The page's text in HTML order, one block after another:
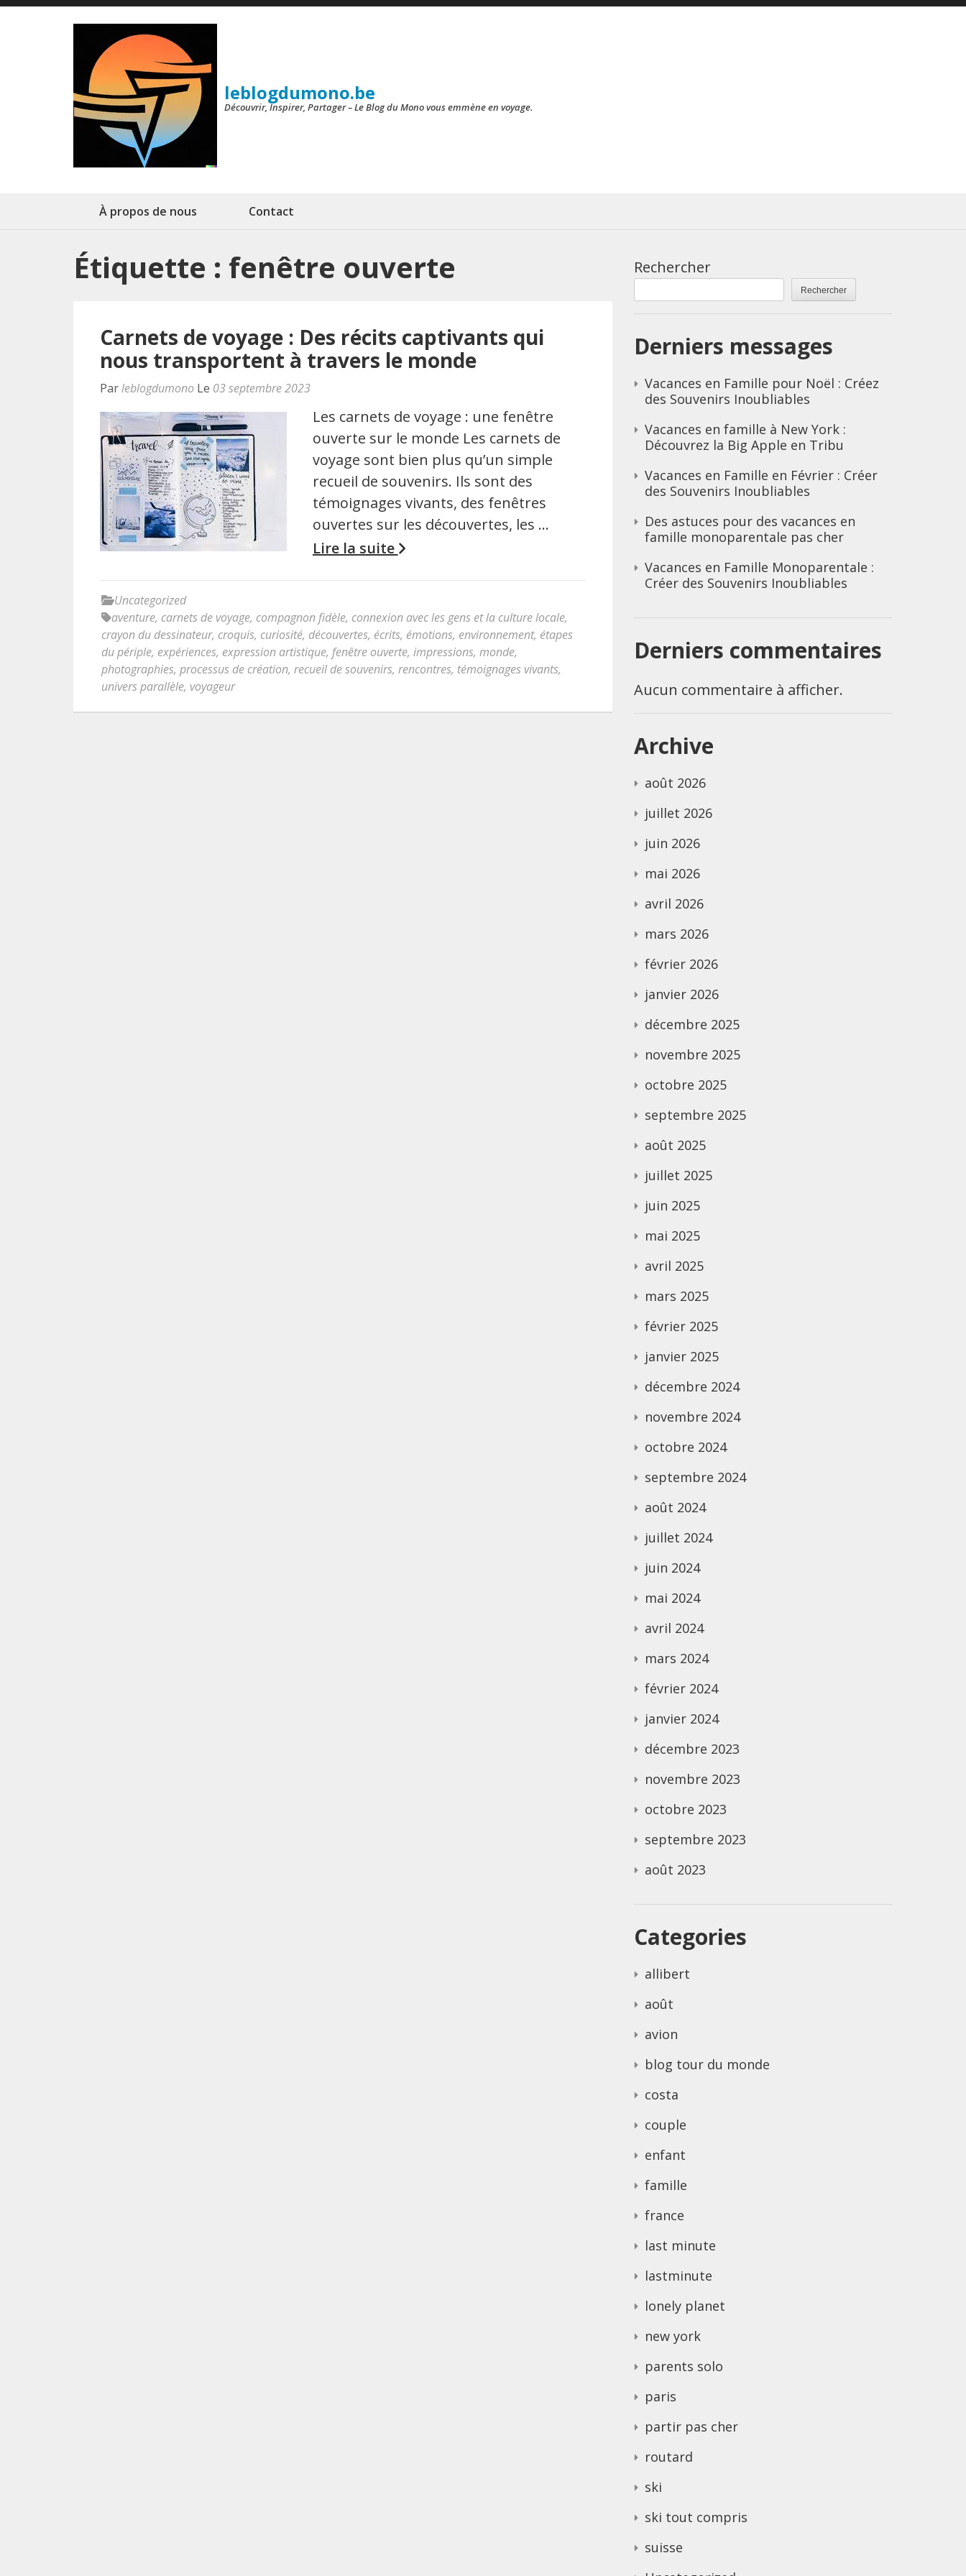
Aller
leblogdumono.be
Découvrir, Inspirer, Partager – Le Blog du Mono vous emmène en voyage.
À propos de nous Contact
Étiquette : fenêtre ouverte
Carnets de voyage : Des récits captivants qui
nous transportent à travers le monde
Parleblogdumono Le 03 septembre 2023
Les carnets de voyage : une fenêtre
ouverte sur le monde Les carnets de
voyage sont bien plus qu’un simple
recueil de souvenirs. Ils sont des
témoignages vivants, des fenêtres
ouvertes sur les découvertes, les …
Lire la suite
Uncategorized
aventure, carnets de voyage, compagnon fidèle, connexion avec les gens et la culture locale,
crayon du dessinateur, croquis, curiosité, découvertes, écrits, émotions, environnement, étapes
du périple, expériences, expression artistique, fenêtre ouverte, impressions, monde,
photographies, processus de création, recueil de souvenirs, rencontres, témoignages vivants,
univers parallèle, voyageur
Rechercher
Rechercher
Derniers messages
Vacances en Famille pour Noël : Créez
des Souvenirs Inoubliables
Vacances en famille à New York :
Découvrez la Big Apple en Tribu
Vacances en Famille en Février : Créer
des Souvenirs Inoubliables
Des astuces pour des vacances en
famille monoparentale pas cher
Vacances en Famille Monoparentale :
Créer des Souvenirs Inoubliables
Derniers commentaires
Aucun commentaire à afficher.
Archive
août 2026
juillet 2026
juin 2026
mai 2026
avril 2026
mars 2026
février 2026
janvier 2026
décembre 2025
novembre 2025
octobre 2025
septembre 2025
août 2025
juillet 2025
juin 2025
mai 2025
avril 2025
mars 2025
février 2025
janvier 2025
décembre 2024
novembre 2024
octobre 2024
septembre 2024
août 2024
juillet 2024
juin 2024
mai 2024
avril 2024
mars 2024
février 2024
janvier 2024
décembre 2023
novembre 2023
octobre 2023
septembre 2023
août 2023
Categories
allibert
août
avion
blog tour du monde
costa
couple
enfant
famille
france
last minute
lastminute
lonely planet
new york
parents solo
paris
partir pas cher
routard
ski
ski tout compris
suisse